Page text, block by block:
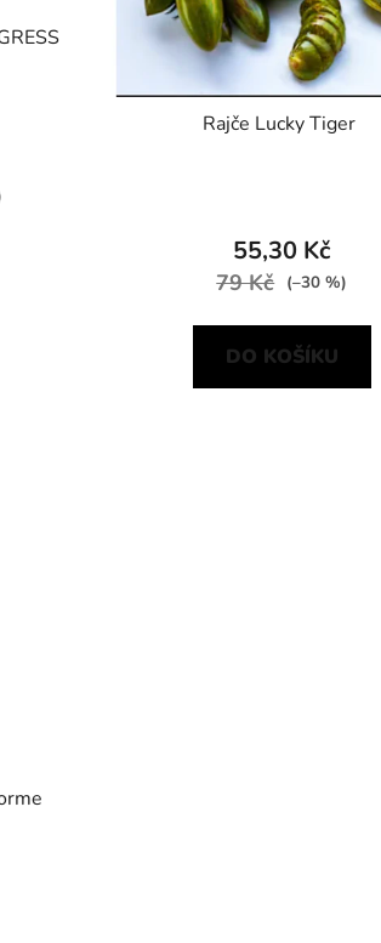
Rajče Lucky Tiger
55,30 Kč
79 Kč (–30 %)
DO KOŠÍKU